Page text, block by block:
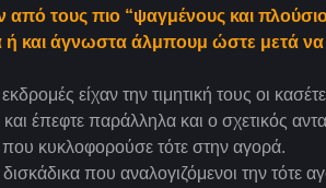
από τους πιο “ψαγμένους και
ή και άγνωστα άλμπουμ ώστε μετά
είχαν την τιμητική τους οι
έπεφτε παράλληλα και ο σχετικός
κυκλοφορούσε τότε στην αγορά.
που αναλογιζόμενοι την τότε